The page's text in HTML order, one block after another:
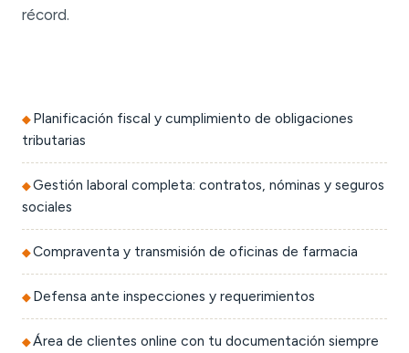
récord.
Planificación fiscal y cumplimiento de obligaciones
tributarias
Gestión laboral completa: contratos, nóminas y seguros
sociales
Compraventa y transmisión de oficinas de farmacia
Defensa ante inspecciones y requerimientos
Área de clientes online con tu documentación siempre